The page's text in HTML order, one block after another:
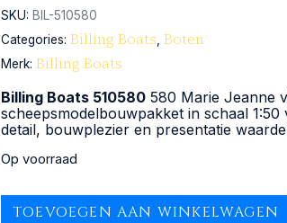
SKU: BIL-510580
Categories: Billing Boats Boten
Merk: Billing Boats
Billing Boats 510580 580 Marie Jeanne
scheepsmodelbouwpakket in schaal
detail, bouwplezier en presentatie
Op voorraad
TOEVOEGEN AAN WINKELWAGEN